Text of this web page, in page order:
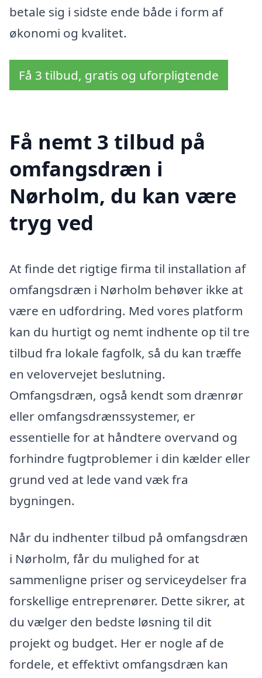
betale sig i sidste ende både i form af
økonomi og kvalitet.
Få 3 tilbud, gratis og uforpligtende
Få nemt 3 tilbud på
omfangsdræn i
Nørholm, du kan være
tryg ved
At finde det rigtige firma til installation af
omfangsdræn i Nørholm behøver ikke at
være en udfordring. Med vores platform
kan du hurtigt og nemt indhente op til tre
tilbud fra lokale fagfolk, så du kan træffe
en velovervejet beslutning.
Omfangsdræn, også kendt som drænrør
eller omfangsdrænssystemer, er
essentielle for at håndtere overvand og
forhindre fugtproblemer i din kælder eller
grund ved at lede vand væk fra
bygningen.
Når du indhenter tilbud på omfangsdræn
i Nørholm, får du mulighed for at
sammenligne priser og serviceydelser fra
forskellige entreprenører. Dette sikrer, at
du vælger den bedste løsning til dit
projekt og budget. Her er nogle af de
fordele, et effektivt omfangsdræn kan